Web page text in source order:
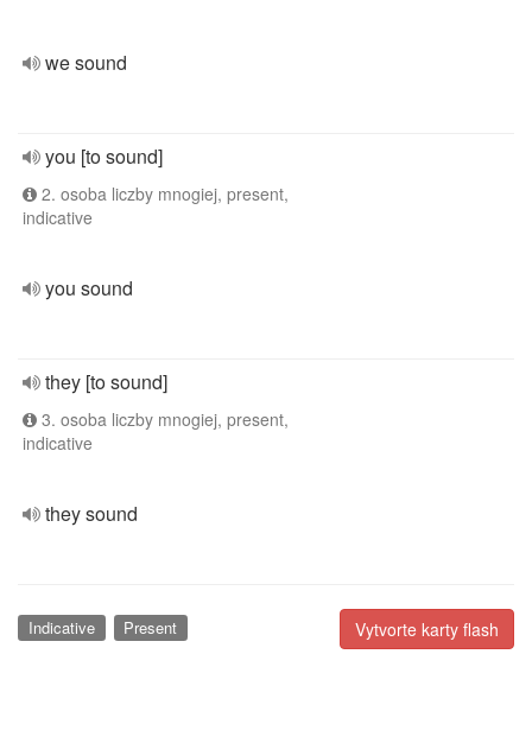
we sound
you [to sound]
2. osoba liczby mnogiej, present,
indicative
you sound
they [to sound]
3. osoba liczby mnogiej, present,
indicative
they sound
Vytvorte karty flash
Indicative Present